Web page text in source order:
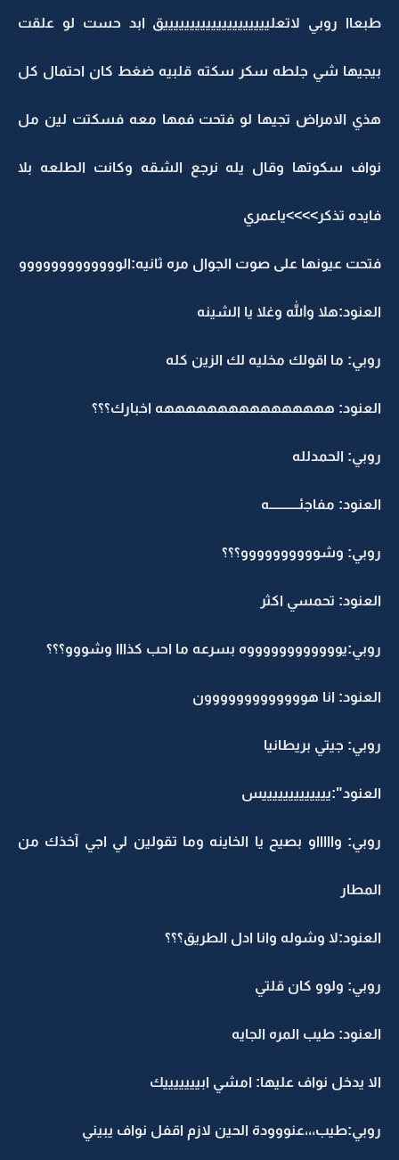
طبعاا روبي لاتعلييييييييييييييييييييق ابد حست لو علقت
بيجيها شي جلطه سكر سكته قلبيه ضغط كان احتمال كل
هذي الامراض تجيها لو فتحت فمها معه فسكتت لين مل
نواف سكوتها وقال يله نرجع الشقه وكانت الطلعه بلا
فايده تذكر>>>>ياعمري
فتحت عيونها على صوت الجوال مره ثانيه:الووووووووووووو
العنود:هلا والله وغلا يا الشينه
روبي: ما اقولك مخليه لك الزين كله
العنود: ههههههههههههههههه اخبارك؟؟؟
روبي: الحمدلله
العنود: مفاجئـــــــــــه
روبي: وشوووووووووو؟؟؟
العنود: تحمسي اكثر
روبي:يووووووووووووه بسرعه ما احب كذااا وشووو؟؟؟
العنود: انا هووووووووووووون
روبي: جيتي بريطانيا
العنود":يييييييييييييس
روبي: واااااو بصيح يا الخاينه وما تقولين لي اجي آخذك من
المطار
العنود:لا وشوله وانا ادل الطريق؟؟؟
روبي: ولوو كان قلتي
العنود: طيب المره الجايه
الا يدخل نواف عليها: امشي ابيييييييك
روبي:طيب،،،عنووودة الحين لازم اقفل نواف يبيني